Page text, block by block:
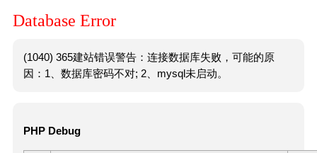
Database Error
(1040) 365建站错误警告：连接数据库失败，可能的原
因：1、数据库密码不对; 2、mysql未启动。
PHP Debug